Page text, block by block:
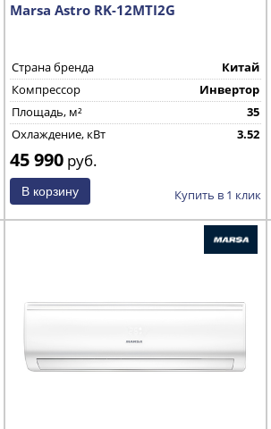
Marsa Astro RK-12MTI2G
Страна бренда
Китай
Компрессор
Инвертор
Площадь, м²
35
Охлаждение, кВт
3.52
45 990 руб.
Купить в 1 клик